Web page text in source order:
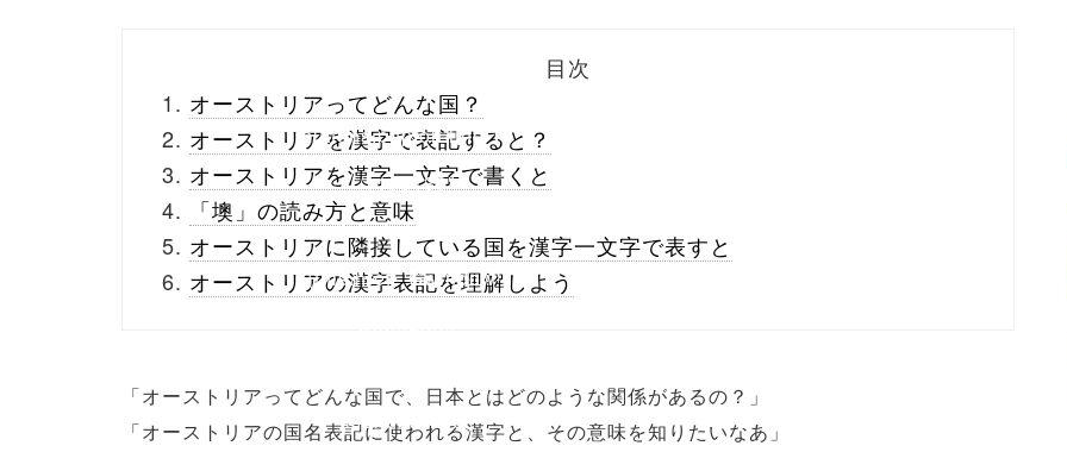
buttons.php on line10
/1135133"
onclick="window.open
(this.href, 'Gwindow',
menubar=no,
目次
オーストリアってどんな国？
オーストリアを漢字で表記すると？
オーストリアを漢字一文字で書くと
「墺」の読み方と意味
オーストリアに隣接している国を漢字一文字で表すと
オーストリアの漢字表記を理解しよう
「オーストリアってどんな国で、日本とはどのような関係があるの？」
「オーストリアの国名表記に使われる漢字と、その意味を知りたいなあ」